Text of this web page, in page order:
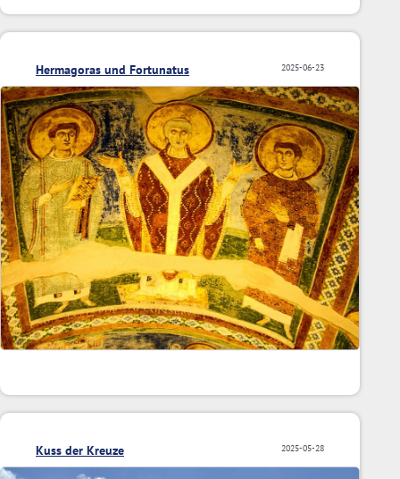
2025-06-23
Hermagoras und Fortunatus
2025-05-28
Kuss der Kreuze